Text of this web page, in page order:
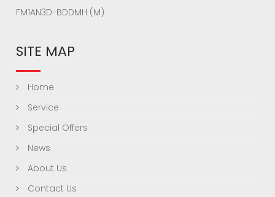
FM1AN3D-BDDMH (M)
SITE MAP
Home
Service
Special Offers
News
About Us
Contact Us